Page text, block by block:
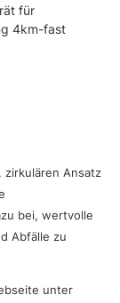
für
4km-fast
Ansatz
bei, wertvolle
Abfälle zu
unter